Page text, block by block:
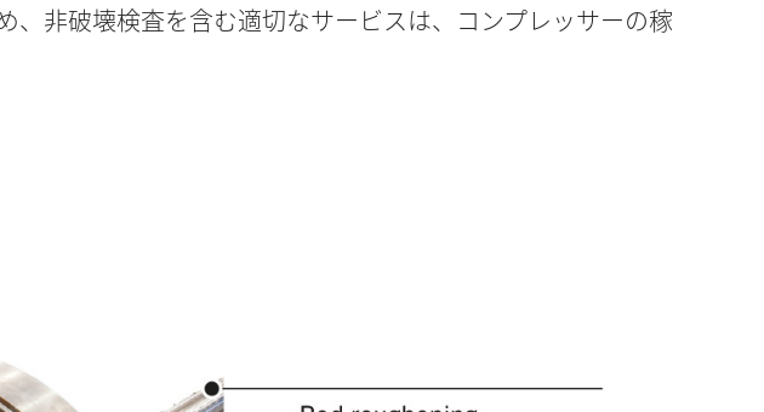
非破壊検査を含む適切なサービスは、コンプレッサーの稼